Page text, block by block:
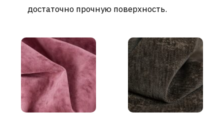
достаточно прочную поверхность.